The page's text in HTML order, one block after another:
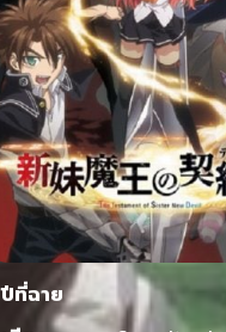
ปีที่ฉาย